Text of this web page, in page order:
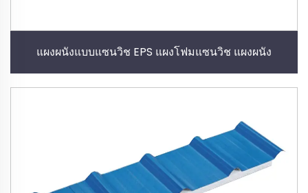
แผงผนังแบบแซนวิช EPS แผงโฟมแซนวิช แผงผนัง